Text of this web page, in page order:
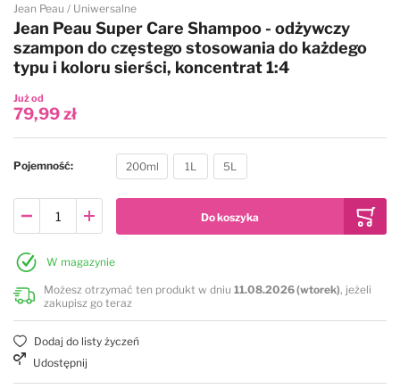
Jean Peau Uniwersalne
Jean Peau Super Care Shampoo - odżywczy
szampon do częstego stosowania do każdego
typu i koloru sierści, koncentrat 1:4
Już od
79,99 zł
Pojemność 200ml 1L 5L
W magazynie
Możesz otrzymać ten produkt w dniu 11.08.2026 (wtorek), jeżeli
zakupisz go teraz
Dodaj do listy życzeń
Udostępnij